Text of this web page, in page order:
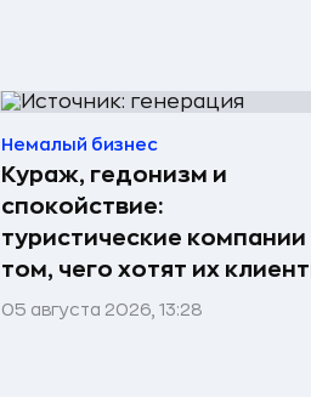
Немалый бизнес
Кураж, гедонизм и
спокойствие:
туристические компании
том, чего хотят их
05 августа 2026, 13:28